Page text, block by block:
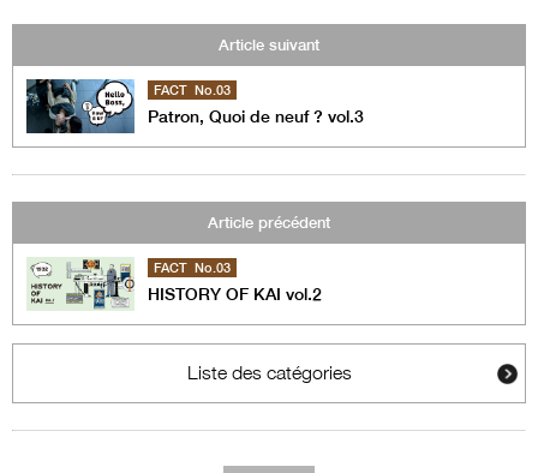
Article suivant
FACT No.03
Patron, Quoi de neuf ? vol.3
Article précédent
FACT No.03
HISTORY OF KAI vol.2
Liste des catégories